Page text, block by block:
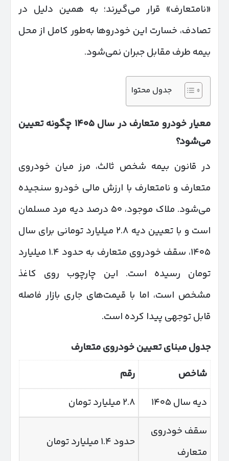
«نامتعارف» قرار می‌گیرند؛ به همین دلیل در
تصادف، خسارت این خودروها به‌طور کامل از محل
بیمه طرف مقابل جبران نمی‌شود.
جدول محتوا
معیار خودرو متعارف در سال۱۴۰۵ چگونه تعیین
می‌شود؟
در قانون بیمه شخص ثالث، مرز میان خودروی
متعارف و نامتعارف با ارزش مالی خودرو سنجیده
می‌شود. ملاک موجود، ۵۰ درصد دیه مرد مسلمان
است و با تعیین دیه ۲.۸ میلیارد تومانی برای سال
۱۴۰۵، سقف خودروی متعارف به حدود ۱.۴ میلیارد
تومان رسیده است. این چارچوب روی کاغذ
مشخص است، اما با قیمت‌های جاری بازار فاصله
قابل توجهی پیدا کرده است.
جدول مبنای تعیین خودروی متعارف
شاخص
رقم
دیه سال ۱۴۰۵
۲.۸ میلیارد تومان
سقف خودروی
متعارف
حدود ۱.۴ میلیارد تومان